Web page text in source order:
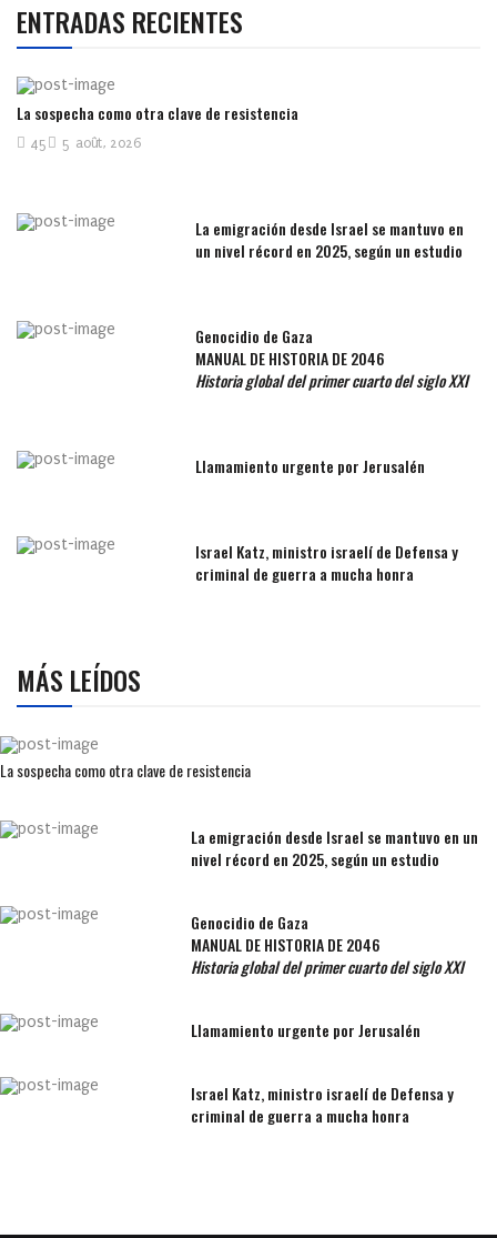
ENTRADAS RECIENTES
La sospecha como otra clave de resistencia
5 août, 2026
45
La emigración desde Israel se mantuvo en
un nivel récord en 2025, según un estudio
Genocidio de Gaza
MANUAL DE HISTORIA DE 2046
Historia global del primer cuarto del siglo XXI
Llamamiento urgente por Jerusalén
Israel Katz, ministro israelí de Defensa y
criminal de guerra a mucha honra
MÁS LEÍDOS
La sospecha como otra clave de resistencia
La emigración desde Israel se mantuvo en un
nivel récord en 2025, según un estudio
Genocidio de Gaza
MANUAL DE HISTORIA DE 2046
Historia global del primer cuarto del siglo XXI
Llamamiento urgente por Jerusalén
Israel Katz, ministro israelí de Defensa y
criminal de guerra a mucha honra